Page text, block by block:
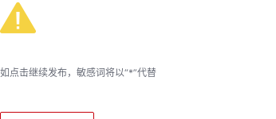
如点击继续发布，敏感词将以“*”代替